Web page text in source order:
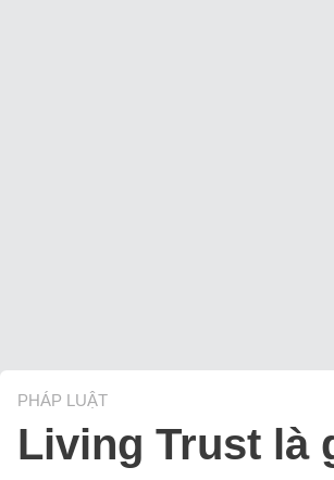
PHÁP LUẬT
Living Trust là